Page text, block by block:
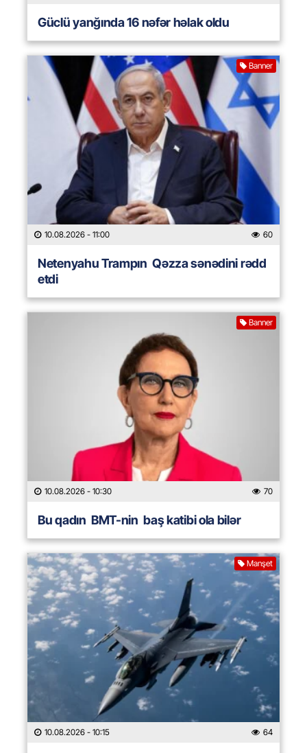
Güclü yanğında 16 nəfər həlak oldu
Banner
10.08.2026 - 11:00 60
Netenyahu Trampın Qəzza sənədini rədd
etdi
Banner
10.08.2026 - 10:30 70
Bu qadın BMT-nin baş katibi ola bilər
Manşet
10.08.2026 - 10:15 64